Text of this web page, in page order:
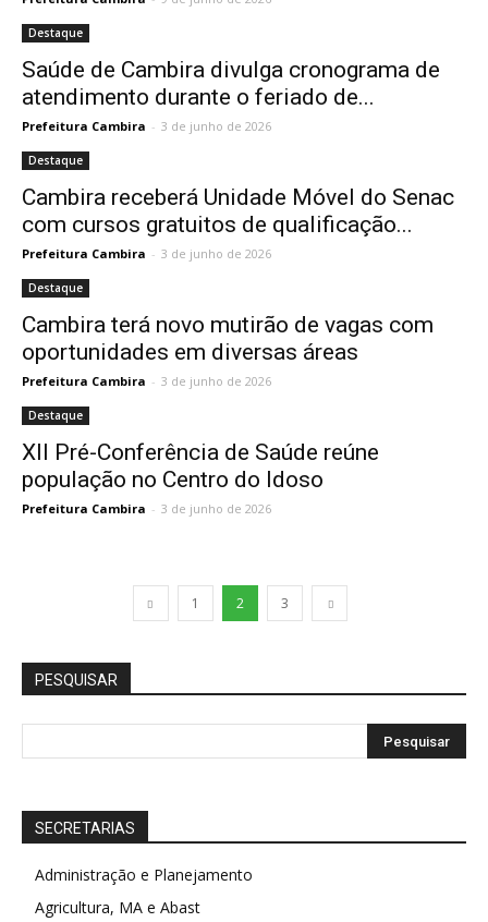
Destaque
Saúde de Cambira divulga cronograma de
atendimento durante o feriado de...
Prefeitura Cambira - 3 de junho de 2026
Destaque
Cambira receberá Unidade Móvel do Senac
com cursos gratuitos de qualificação...
Prefeitura Cambira - 3 de junho de 2026
Destaque
Cambira terá novo mutirão de vagas com
oportunidades em diversas áreas
Prefeitura Cambira - 3 de junho de 2026
Destaque
XII Pré-Conferência de Saúde reúne
população no Centro do Idoso
Prefeitura Cambira - 3 de junho de 2026
1 2 3
PESQUISAR
SECRETARIAS
Administração e Planejamento
Agricultura, MA e Abast